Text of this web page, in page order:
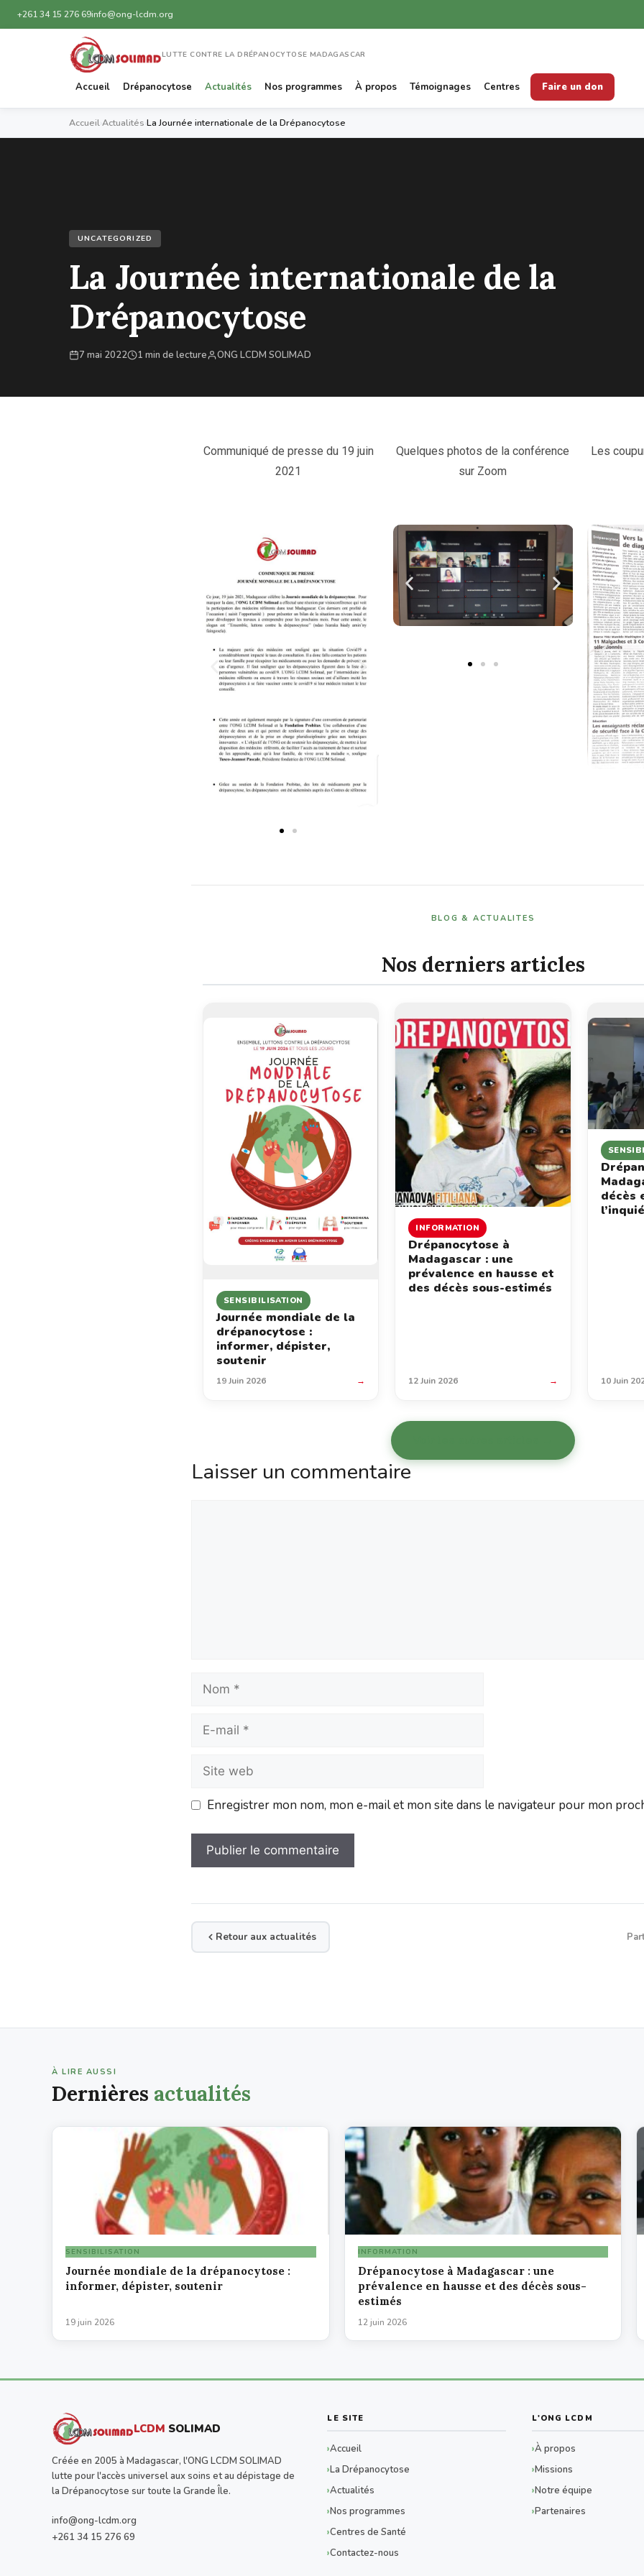
+261 34 15 276 69info@ong-lcdm.org
LUTTE CONTRE LA DRÉPANOCYTOSE MADAGASCAR
Accueil Drépanocytose Actualités Nos programmes À propos Témoignages Centres Faire un don
AccueilActualités La Journée internationale de la Drépanocytose
UNCATEGORIZED
La Journée internationale de la
Drépanocytose
7 mai 2022 1 min de lecture ONG LCDM SOLIMAD
Communiqué de presse du 19 juin
2021
Quelques photos de la conférence
sur Zoom
Les
BLOG & ACTUALITES
Nos derniers articles
SENSIBILISATION
Journée mondiale de la
drépanocytose :
informer, dépister,
soutenir
19 Juin 2026 →
INFORMATION
Drépanocytose à
Madagascar : une
prévalence en hausse et
des décès sous-estimés
12 Juin 2026 →
décès
10 Juin
Laisser un commentaire
Enregistrer mon nom, mon e-mail et mon site dans le navigateur pour mon
Retour aux actualités
À LIRE AUSSI
Dernières actualités
SENSIBILISATION
Journée mondiale de la drépanocytose :
informer, dépister, soutenir
19 juin 2026
INFORMATION
Drépanocytose à Madagascar : une
prévalence en hausse et des décès sous-
estimés
12 juin 2026
LCDM SOLIMAD
Créée en 2005 à Madagascar, l'ONG LCDM SOLIMAD
lutte pour l'accès universel aux soins et au dépistage de
la Drépanocytose sur toute la Grande Île.
info@ong-lcdm.org
+261 34 15 276 69
LE SITE
Accueil
La Drépanocytose
Actualités
Nos programmes
Centres de Santé
Contactez-nous
L'ONG LCDM
À propos
Missions
Notre équipe
Partenaires